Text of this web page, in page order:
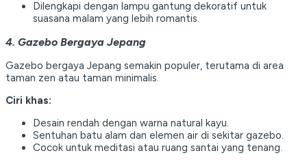
Dilengkapi dengan lampu gantung dekoratif untuk
suasana malam yang lebih romantis.
4. Gazebo Bergaya Jepang
Gazebo bergaya Jepang semakin populer, terutama di area
taman zen atau taman minimalis.
Ciri khas:
Desain rendah dengan warna natural kayu.
Sentuhan batu alam dan elemen air di sekitar gazebo.
Cocok untuk meditasi atau ruang santai yang tenang.